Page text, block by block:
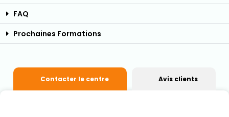
FAQ
Prochaines Formations
Contacter le centre Avis clients